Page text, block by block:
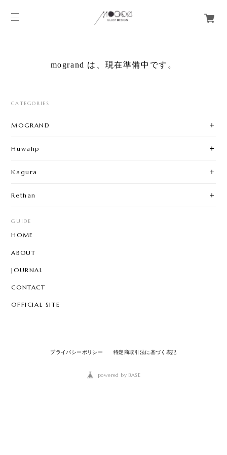
mogrand は、現在準備中です。
CATEGORIES
MOGRAND
Huwahp
Kagura
Rethan
GUIDE
HOME
ABOUT
JOURNAL
CONTACT
OFFICIAL SITE
プライバシーポリシー 特定商取引法に基づく表記
powered by BASE